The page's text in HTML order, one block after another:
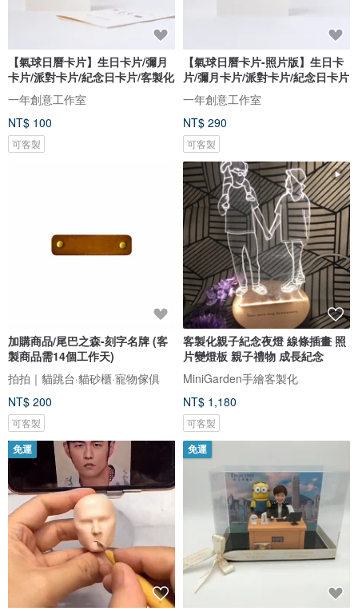
【氣球日曆卡片】生日卡片/彌月
卡片/派對卡片/紀念日卡片/客製化
一年創意工作室
NT$ 100
可客製
【氣球日曆卡片-照片版】生日卡
片/彌月卡片/派對卡片/紀念日卡片
一年創意工作室
NT$ 290
可客製
加購商品/尾巴之森-刻字名牌 (客
製商品需14個工作天)
拍拍｜貓跳台·貓砂櫃·寵物傢俱
NT$ 200
可客製
客製化親子紀念夜燈 線條插畫 照
片變燈板 親子禮物 成長紀念
MiniGarden手繪客製化
NT$ 1,180
可客製
免運 免運